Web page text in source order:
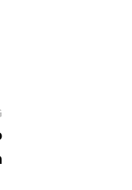
Nächster
Beitrag: